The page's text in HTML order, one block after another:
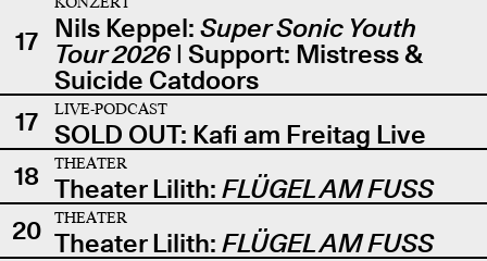
17 Nils Keppel: Super Sonic Youth
Tour 2026| Support: Mistress &
Suicide Catdoors
17
LIVE-PODCAST
SOLD OUT: Kafi am Freitag Live
18
THEATER
Theater Lilith: FLÜGEL AM FUSS
20
THEATER
Theater Lilith: FLÜGEL AM FUSS